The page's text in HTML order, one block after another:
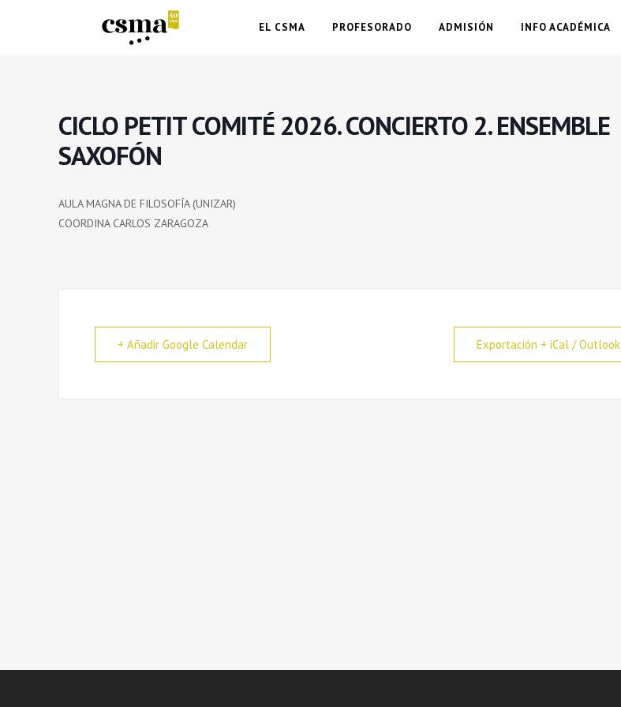
EL CSMA PROFESORADO ADMISIÓN INFO ACADÉMICA
CICLO PETIT COMITÉ 2026. CONCIERTO 2. ENSEMBLE
SAXOFÓN
AULA MAGNA DE FILOSOFÍA (UNIZAR)
COORDINA CARLOS ZARAGOZA
+ Añadir Google Calendar Exportación + iCal / Outlook